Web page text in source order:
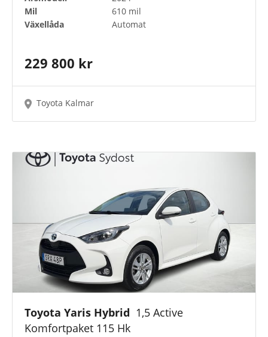
Mil
610 mil
Växellåda
Automat
229 800 kr
Toyota Kalmar
Toyota Yaris Hybrid 1,5 Active
Komfortpaket 115 Hk